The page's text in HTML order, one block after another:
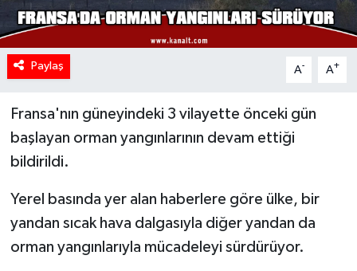
Paylaş A- A+
Fransa'nın güneyindeki 3 vilayette önceki gün
başlayan orman yangınlarının devam ettiği
bildirildi.
Yerel basında yer alan haberlere göre ülke, bir
yandan sıcak hava dalgasıyla diğer yandan da
orman yangınlarıyla mücadeleyi sürdürüyor.